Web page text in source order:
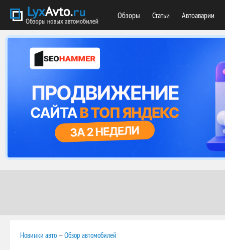
Обзоры Статьи Автоаварии
Новинки авто —Обзор автомобилей